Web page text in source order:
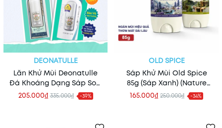
DEONATULLE
Lăn Khử Mùi Deonatulle
Đá Khoáng Dạng Sáp Soft
Stone 20gr
205.000₫ 335.000₫ -39%
OLD SPICE
Sáp Khử Mùi Old Spice
85g (Sáp Xanh) (Nature
Collection) (Nhập Khẩu
165.000₫ 250.000₫ -34%